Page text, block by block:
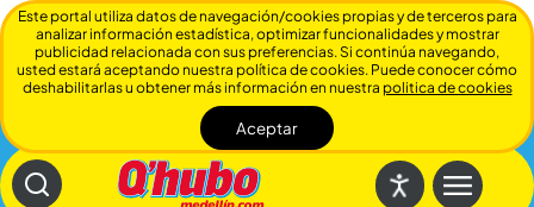
Cerrar
Este portal utiliza datos de navegación/cookies propias y de terceros para
analizar información estadística, optimizar funcionalidades y mostrar
publicidad relacionada con sus preferencias. Si continúa navegando,
usted estará aceptando nuestra política de cookies. Puede conocer cómo
deshabilitarlas u obtener más información en nuestra politica de cookies
Aceptar